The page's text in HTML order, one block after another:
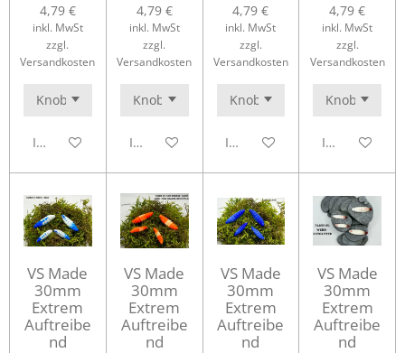
4,79 €
inkl. MwSt
zzgl.
Versandkosten
In den Warenkorb
4,79 €
inkl. MwSt
zzgl.
Versandkosten
In den Warenkorb
4,79 €
inkl. MwSt
zzgl.
Versandkosten
In den Warenkorb
4,79 €
inkl. MwSt
zzgl.
Versandkosten
In den
VS Made
30mm
Extrem
Auftreibe
nd
VS Made
30mm
Extrem
Auftreibe
nd
VS Made
30mm
Extrem
Auftreibe
nd
VS Made
30mm
Extrem
Auftreibe
nd